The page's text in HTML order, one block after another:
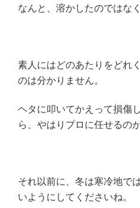
なんと、溶かしたのではな
素人にはどのあたりをどれ
のは分かりません。
ヘタに叩いてかえって損傷
ら、やはりプロに任せるの
それ以前に、冬は寒冷地で
いようにしてくださいね。